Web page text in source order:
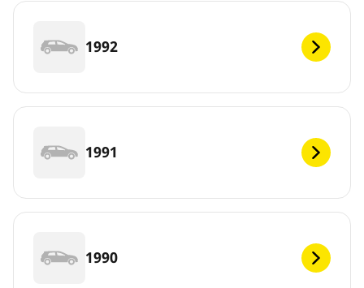
1992
1991
1990